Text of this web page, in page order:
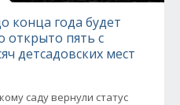
конца года будет
открыто пять с
детсадовских мест
саду вернули статус